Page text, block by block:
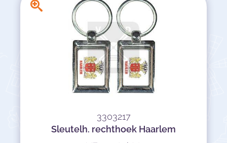
3303217
Sleutelh. rechthoek Haarlem